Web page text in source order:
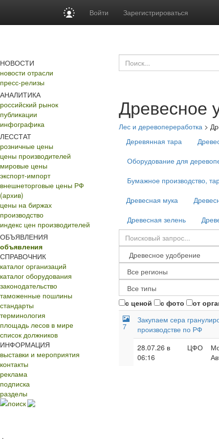
Войти Зарегистрироваться
НОВОСТИ
новости отрасли
пресс-релизы
АНАЛИТИКА
российский рынок
публикации
инфографика
ЛЕССТАТ
розничные цены
цены производителей
мировые цены
экспорт-импорт
внешнеторговые цены РФ
(архив)
цены на биржах
производство
индекс цен производителей
ОБЪЯВЛЕНИЯ
объявления
СПРАВОЧНИК
каталог организаций
каталог оборудования
законодательство
таможенные пошлины
стандарты
терминология
площадь лесов в мире
список должников
ИНФОРМАЦИЯ
выставки и мероприятия
контакты
реклама
подписка
разделы
поиск
Древесное
Лес и деревопереработка >
Деревянная тара
Оборудование для
Бумажное производство,
Древесная мука
Древесная зелень
с ценой с фото от
7
Закупаем сера
производстве по РФ
28.07.26 в
06:16
ЦФО